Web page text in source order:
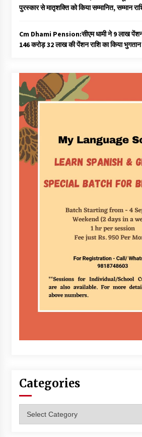
पुरस्कार से मातृशक्ति को किया सम्मानित, सम्मान
Cm Dhami Pension:सीएम धामी ने 9 लाख पेंशन
146 करोड़ 32 लाख की पेंशन राशि का किया भुगतान
Categories